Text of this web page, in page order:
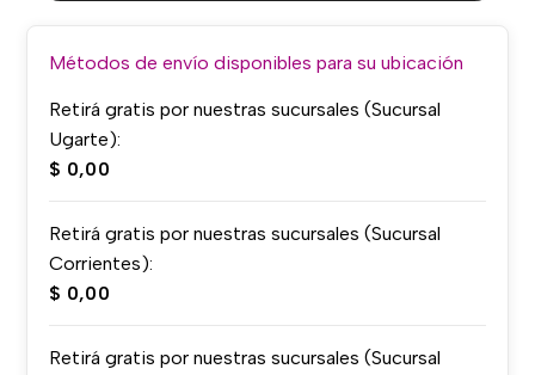
Métodos de envío disponibles para su ubicación
Retirá gratis por nuestras sucursales (Sucursal
Ugarte):
$ 0,00
Retirá gratis por nuestras sucursales (Sucursal
Corrientes):
$ 0,00
Retirá gratis por nuestras sucursales (Sucursal